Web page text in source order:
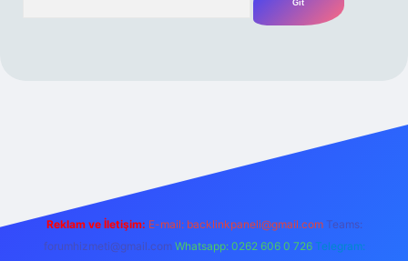
Reklam ve İletişim: E-mail: backlinkpaneli@gmail.com Teams:
forumhizmeti@gmail.com Whatsapp: 0262 606 0 726 Telegram: